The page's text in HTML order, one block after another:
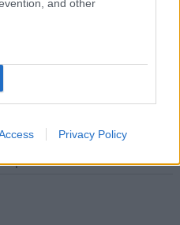
and other
Privacy Policy
– a hőhullám
után jövő héten
rekkenő hőség jön, akár 38
a Fiumei úti fák
ápolható